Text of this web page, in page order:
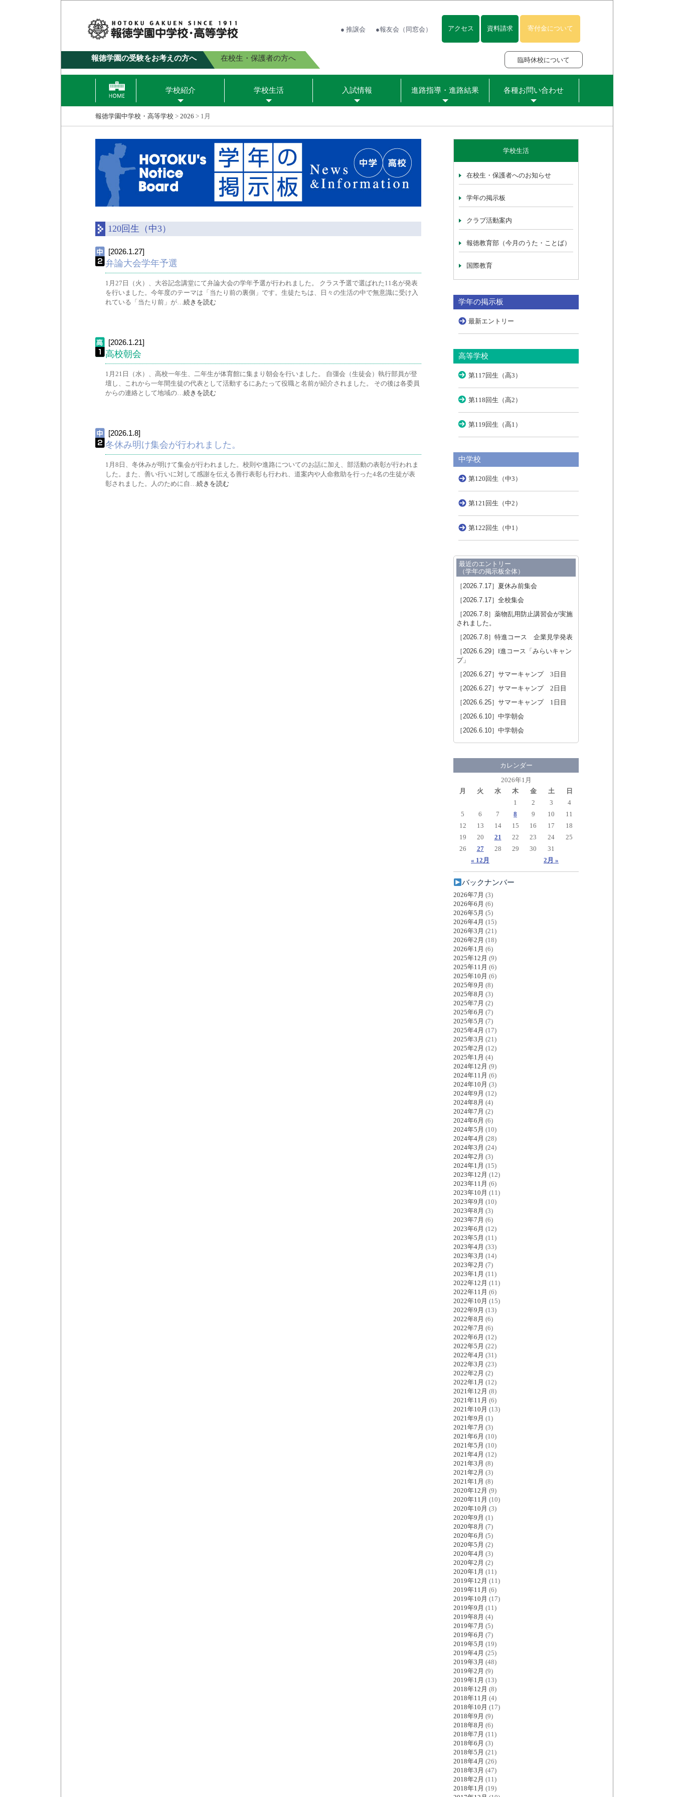
● 推譲会 ●報友会（同窓会） アクセス 資料請求 寄付金について
報徳学園の受験をお考えの方へ 在校生・保護者の方へ 臨時休校について
学校紹介 学校生活 入試情報 進路指導・進路結果 各種お問い合わせ
報徳学園中学校・高等学校 > 2026 > 1月
120回生（中3）
[2026.1.27]
弁論大会学年予選
1月27日（火）、大谷記念講堂にて弁論大会の学年予選が行われました。 クラス予選で選ばれた11名が発表
を行いました。今年度のテーマは「当たり前の裏側」です。生徒たちは、日々の生活の中で無意識に受け入
れている「当たり前」が…続きを読む
[2026.1.21]
高校朝会
1月21日（水）、高校一年生、二年生が体育館に集まり朝会を行いました。 自彊会（生徒会）執行部員が登
壇し、これから一年間生徒の代表として活動するにあたって役職と名前が紹介されました。 その後は各委員
からの連絡として地域の…続きを読む
[2026.1.8]
冬休み明け集会が行われました。
1月8日、冬休みが明けて集会が行われました。校則や進路についてのお話に加え、部活動の表彰が行われま
した。また、善い行いに対して感謝を伝える善行表彰も行われ、道案内や人命救助を行った4名の生徒が表
彰されました。人のために自…続きを読む
学校生活
在校生・保護者へのお知らせ
学年の掲示板
クラブ活動案内
報徳教育部（今月のうた・ことば）
国際教育
学年の掲示板
最新エントリー
高等学校
第117回生（高3）
第118回生（高2）
第119回生（高1）
中学校
第120回生（中3）
第121回生（中2）
第122回生（中1）
最近のエントリー
（学年の掲示板全体）
［2026.7.17］ 夏休み前集会
［2026.7.17］ 全校集会
［2026.7.8］ 薬物乱用防止講習会が実施
されました。
［2026.7.8］ 特進コース 企業見学発表
［2026.6.29］ Ⅰ進コース「みらいキャン
プ」
［2026.6.27］ サマーキャンプ 3日目
［2026.6.27］ サマーキャンプ 2日目
［2026.6.25］ サマーキャンプ 1日目
［2026.6.10］ 中学朝会
［2026.6.10］ 中学朝会
カレンダー
2026年1月
月
火 水 木 金 土 日
« 12月 2月 »
1 2 3
4
5
6 7 8 9 10
11
12
13 14 15 16 17
18
19
20 21 22 23 24
25
26
27 28 29 30 31
バックナンバー
2026年7月 (3)
2026年6月 (6)
2026年5月 (5)
2026年4月 (15)
2026年3月 (21)
2026年2月 (18)
2026年1月 (6)
2025年12月 (9)
2025年11月 (6)
2025年10月 (6)
2025年9月 (8)
2025年8月 (3)
2025年7月 (2)
2025年6月 (7)
2025年5月 (7)
2025年4月 (17)
2025年3月 (21)
2025年2月 (12)
2025年1月 (4)
2024年12月 (9)
2024年11月 (6)
2024年10月 (3)
2024年9月 (12)
2024年8月 (4)
2024年7月 (2)
2024年6月 (6)
2024年5月 (10)
2024年4月 (28)
2024年3月 (24)
2024年2月 (3)
2024年1月 (15)
2023年12月 (12)
2023年11月 (6)
2023年10月 (11)
2023年9月 (10)
2023年8月 (3)
2023年7月 (6)
2023年6月 (12)
2023年5月 (11)
2023年4月 (33)
2023年3月 (14)
2023年2月 (7)
2023年1月 (11)
2022年12月 (11)
2022年11月 (6)
2022年10月 (15)
2022年9月 (13)
2022年8月 (6)
2022年7月 (6)
2022年6月 (12)
2022年5月 (22)
2022年4月 (31)
2022年3月 (23)
2022年2月 (2)
2022年1月 (12)
2021年12月 (8)
2021年11月 (6)
2021年10月 (13)
2021年9月 (1)
2021年7月 (3)
2021年6月 (10)
2021年5月 (10)
2021年4月 (12)
2021年3月 (8)
2021年2月 (3)
2021年1月 (8)
2020年12月 (9)
2020年11月 (10)
2020年10月 (3)
2020年9月 (1)
2020年8月 (7)
2020年6月 (5)
2020年5月 (2)
2020年4月 (3)
2020年2月 (2)
2020年1月 (11)
2019年12月 (11)
2019年11月 (6)
2019年10月 (17)
2019年9月 (11)
2019年8月 (4)
2019年7月 (5)
2019年6月 (7)
2019年5月 (19)
2019年4月 (25)
2019年3月 (48)
2019年2月 (9)
2019年1月 (13)
2018年12月 (8)
2018年11月 (4)
2018年10月 (17)
2018年9月 (9)
2018年8月 (6)
2018年7月 (11)
2018年6月 (3)
2018年5月 (21)
2018年4月 (26)
2018年3月 (47)
2018年2月 (11)
2018年1月 (19)